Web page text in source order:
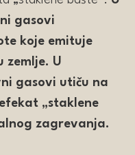
gasovi
koje emituje
zemlje. U
gasovi utiču na
„staklene
zagrevanja.